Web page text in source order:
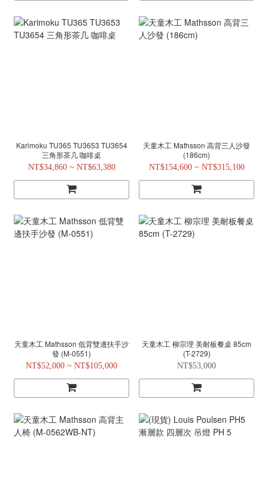
Karimoku TU365 TU3653 TU3654
三角形茶几 咖啡桌
NT$34,860 ~ NT$63,380
天童木工 Mathsson 高背三人沙發
(186cm)
NT$154,600 ~ NT$315,100
天童木工 Mathsson 低背雙邊扶手沙
發 (M-0551)
NT$52,000 ~ NT$105,000
天童木工 柳宗理 美耐板餐桌 85cm
(T-2729)
NT$53,000